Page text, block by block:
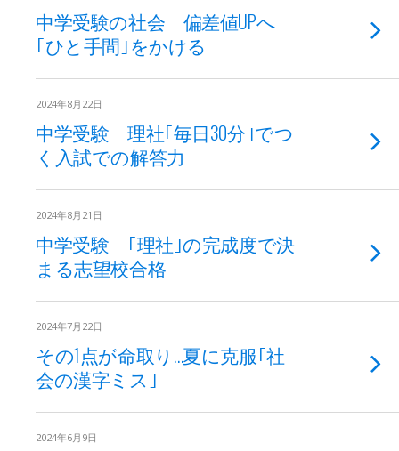
中学受験の社会 偏差値UPへ
｢ひと手間｣をかける
2024年8月22日
中学受験 理社｢毎日30分｣でつ
く入試での解答力
2024年8月21日
中学受験 ｢理社｣の完成度で決
まる志望校合格
2024年7月22日
その1点が命取り…夏に克服｢社
会の漢字ミス｣
2024年6月9日